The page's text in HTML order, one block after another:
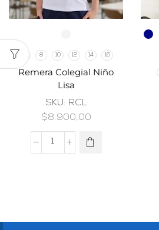
8 10 12 14 16
Remera Colegial Niño
Lisa
SKU: RCL
$8.900,00